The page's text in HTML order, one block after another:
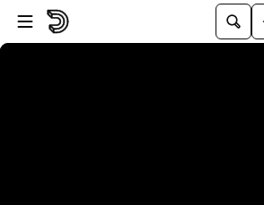
Pular para o player
Ir para o conteúdo principal